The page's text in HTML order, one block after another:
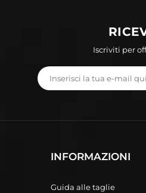
Iscriviti per
INFORMAZIONI
Guida alle taglie